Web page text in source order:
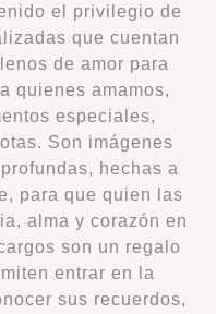
el privilegio de
que cuentan
de amor para
quienes amamos,
especiales,
Son imágenes
hechas a
para que quien las
alma y corazón en
son un regalo
entrar en la
sus recuerdos,